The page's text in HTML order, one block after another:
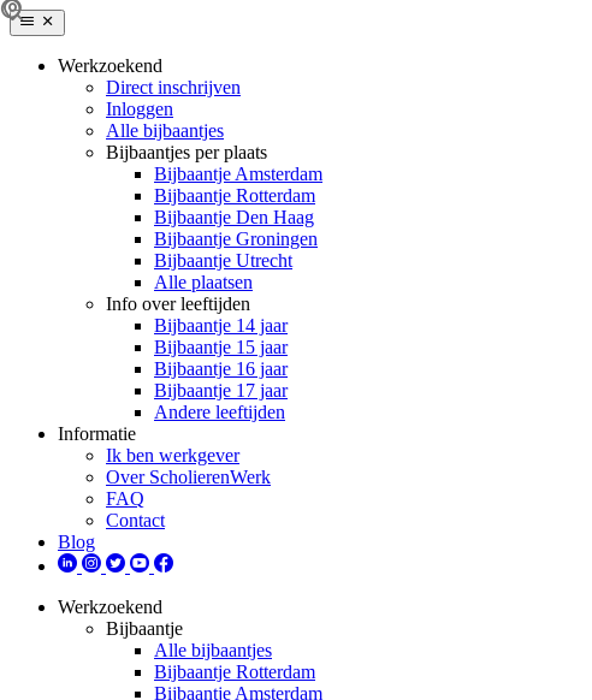
Werkzoekend
Direct inschrijven
Inloggen
Alle bijbaantjes
Bijbaantjes per plaats
Bijbaantje Amsterdam
Bijbaantje Rotterdam
Bijbaantje Den Haag
Bijbaantje Groningen
Bijbaantje Utrecht
Alle plaatsen
Info over leeftijden
Bijbaantje 14 jaar
Bijbaantje 15 jaar
Bijbaantje 16 jaar
Bijbaantje 17 jaar
Andere leeftijden
Informatie
Ik ben werkgever
Over ScholierenWerk
FAQ
Contact
Blog
Werkzoekend
Bijbaantje
Alle bijbaantjes
Bijbaantje Rotterdam
Bijbaantje Amsterdam